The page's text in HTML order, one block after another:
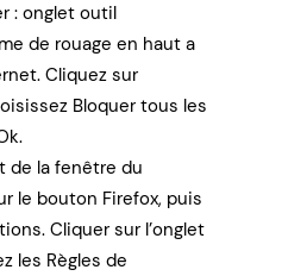
: onglet outil
de rouage en haut a
Cliquez sur
Bloquer tous les
de la fenêtre du
le bouton Firefox, puis
Cliquer sur l’onglet
les Règles de